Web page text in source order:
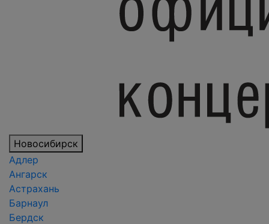
Новосибирск
Адлер
Ангарск
Астрахань
Барнаул
Бердск